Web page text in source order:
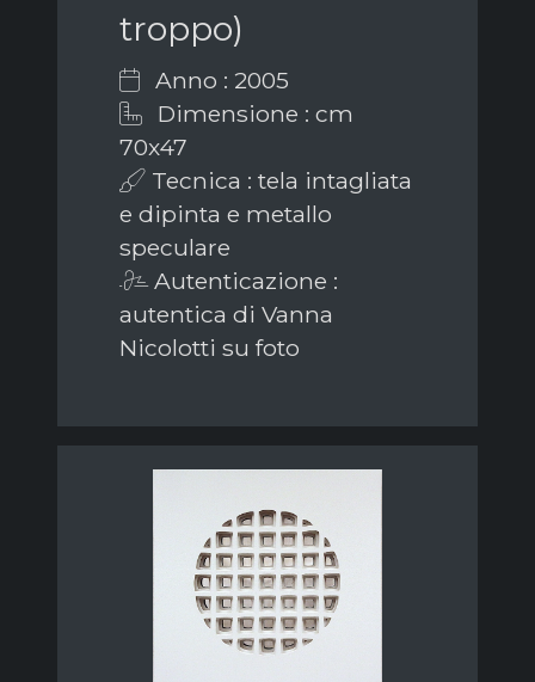
troppo)
Anno : 2005
Dimensione : cm
70x47
Tecnica : tela intagliata
e dipinta e metallo
speculare
Autenticazione :
autentica di Vanna
Nicolotti su foto